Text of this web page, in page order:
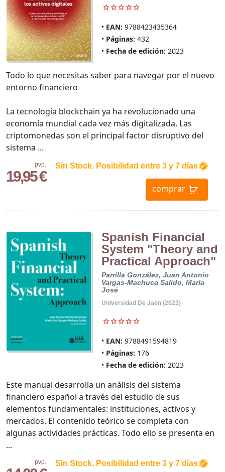
EAN: 9788423435364
Páginas: 432
Fecha de edición: 2023
pvp.
19,95 €
Sin Stock. Posibilidad entre 3 y 7 días
comprar
Todo lo que necesitas saber para navegar por el nuevo
entorno financiero
La tecnología blockchain ya ha revolucionado una
economía mundial cada vez más digitalizada. Las
criptomonedas son el principal factor disruptivo del
sistema ...
Spanish Financial
System "Theory and
Practical Approach"
Parrilla González, Juan Antonio
Vargas-Machuca Salido, María
José
Universidad De Jaen (2023)
EAN: 9788491594819
Páginas: 176
Fecha de edición: 2023
pvp. Sin Stock. Posibilidad entre 3 y 7 días
Este manual desarrolla un análisis del sistema
financiero español a través del estudio de sus
elementos fundamentales: instituciones, activos y
mercados. El contenido teórico se completa con
algunas actividades prácticas. Todo ello se presenta en
...